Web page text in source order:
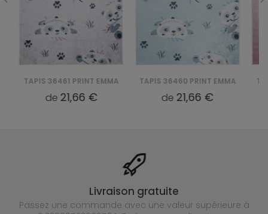
TAPIS 36461 PRINT EMMA
de21,66 €
TAPIS 36460 PRINT EMMA
de21,66 €
Livraison gratuite
Passez une commande avec une valeur supérieure à